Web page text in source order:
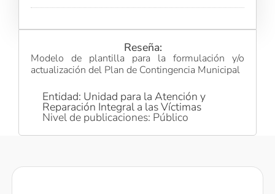
Reseña:
Modelo de plantilla para la formulación y/o
actualización del Plan de Contingencia Municipal
Entidad: Unidad para la Atención y
Reparación Integral a las Víctimas
Nivel de publicaciones: Público